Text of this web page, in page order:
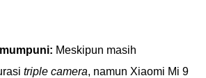
Meskipun masih
triple camera, namun Xiaomi Mi 9